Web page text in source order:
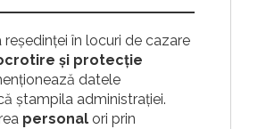
în locuri de cazare
şi protecție
datele
ştampila administrației.
personal ori prin